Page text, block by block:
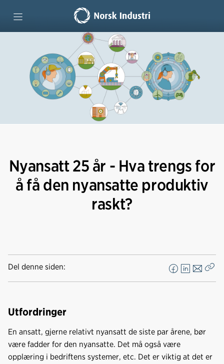
Teknologiutdanninger
Vi mener
Nyansatt 25 år - Hva trengs for
å få den nyansatte produktiv
raskt?
Del denne siden:
F
a
o
o
k
L
i
d
I
n
E
-
Utfordringer
En ansatt, gjerne relativt nyansatt de siste par årene, bør
være fadder for den nyansatte. Det må også være
opplæring i bedriftens systemer, etc. Det er viktig at det er